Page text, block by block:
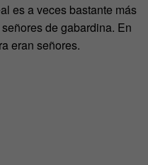
es a veces bastante más
de gabardina. En
eran señores.